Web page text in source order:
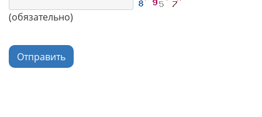
(обязательно)
Отправить